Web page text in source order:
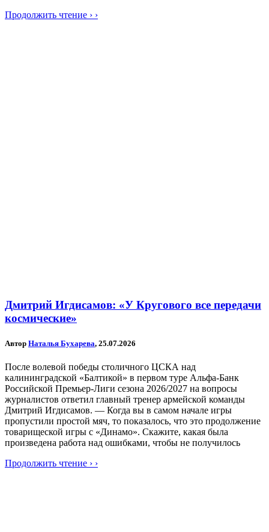
Продолжить чтение › ›
Дмитрий Игдисамов: «У Кругового все передачи
космические»
Автор Наталья Бухарева, 25.07.2026
После волевой победы столичного ЦСКА над
калининградской «Балтикой» в первом туре Альфа-Банк
Российской Премьер-Лиги сезона 2026/2027 на вопросы
журналистов ответил главный тренер армейской команды
Дмитрий Игдисамов. — Когда вы в самом начале игры
пропустили простой мяч, то показалось, что это продолжение
товарищеской игры с «Динамо». Скажите, какая была
произведена работа над ошибками, чтобы не получилось
Продолжить чтение › ›